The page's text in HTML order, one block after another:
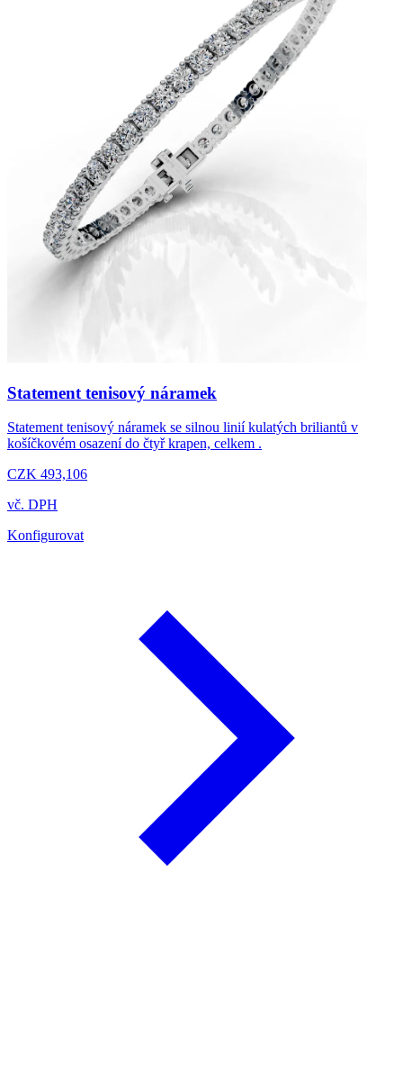
Statement tenisový náramek
Statement tenisový náramek se silnou linií kulatých briliantů v
košíčkovém osazení do čtyř krapen, celkem .
CZK 493,106
vč. DPH
Konfigurovat